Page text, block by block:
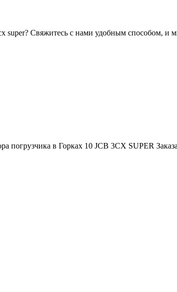
super? Свяжитесь с нами удобным способом,
погрузчика в Горках 10 JCB 3CX SUPER